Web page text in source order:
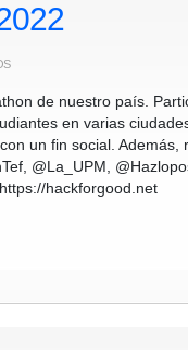
EN
de nuestro país.
en varias
un fin social.
@La_UPM,
hackforgood.net